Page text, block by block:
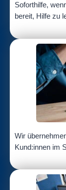
Soforthilfe,
bereit, Hilfe zu
Wir
Kund:innen im